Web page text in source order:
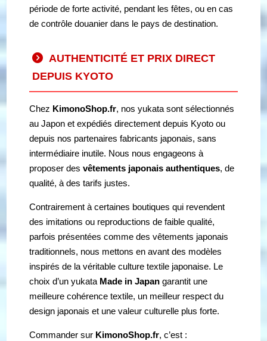
période de forte activité, pendant les fêtes, ou en cas
de contrôle douanier dans le pays de destination.
AUTHENTICITÉ ET PRIX DIRECT
DEPUIS KYOTO
Chez KimonoShop.fr, nos yukata sont sélectionnés
au Japon et expédiés directement depuis Kyoto ou
depuis nos partenaires fabricants japonais, sans
intermédiaire inutile. Nous nous engageons à
proposer desvêtements japonais authentiques, de
qualité, à des tarifs justes.
Contrairement à certaines boutiques qui revendent
des imitations ou reproductions de faible qualité,
parfois présentées comme des vêtements japonais
traditionnels, nous mettons en avant des modèles
inspirés de la véritable culture textile japonaise. Le
choix d’un yukata Made in Japan garantit une
meilleure cohérence textile, un meilleur respect du
design japonais et une valeur culturelle plus forte.
Commander sur KimonoShop.fr, c’est :